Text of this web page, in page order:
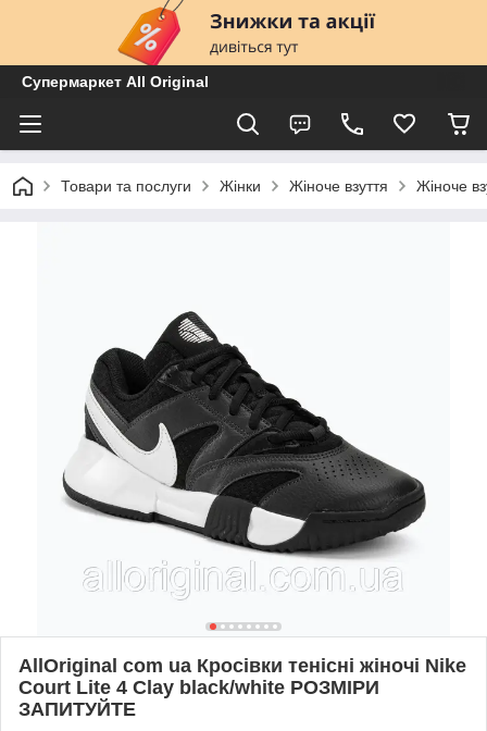
Супермаркет All Original
Товари та послуги Жінки Жіноче взуття Жіноче
AllOriginal com ua Кросівки тенісні жіночі Nike
Court Lite 4 Clay black/white РОЗМІРИ
ЗАПИТУЙТЕ